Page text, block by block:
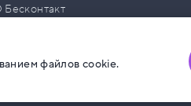
файлов cookie.